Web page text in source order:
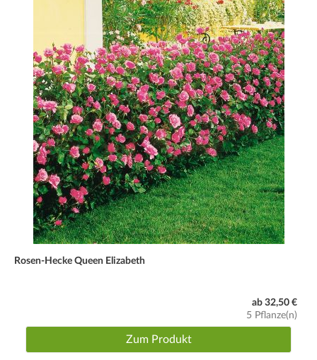
Rosen-Hecke Queen Elizabeth
ab 32,50 €
5 Pflanze(n)
Zum Produkt